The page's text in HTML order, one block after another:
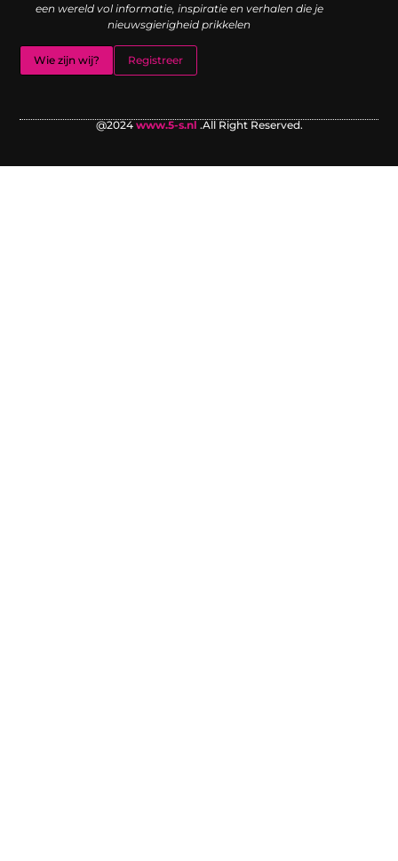
een wereld vol informatie, inspiratie en verhalen die je
nieuwsgierigheid prikkelen
Wie zijn wij? Registreer
@2024www.5-s.nl .All Right Reserved.